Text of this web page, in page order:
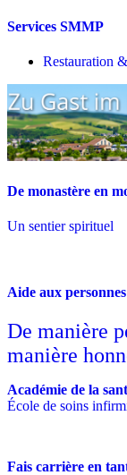
Services SMMP
Restauration
De monastère en
Un sentier spirituel
Aide aux
De manière
manière
Académie de la
École de soins
Fais carrière en